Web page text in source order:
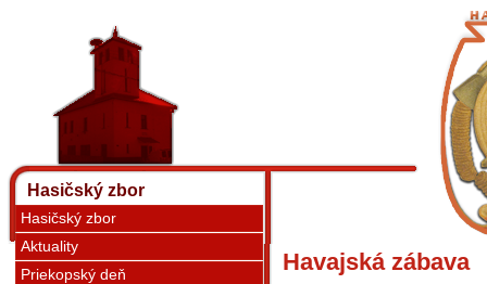
Hasičský zbor
Hasičský zbor
Aktuality
Priekopský deň
Havajská zábava